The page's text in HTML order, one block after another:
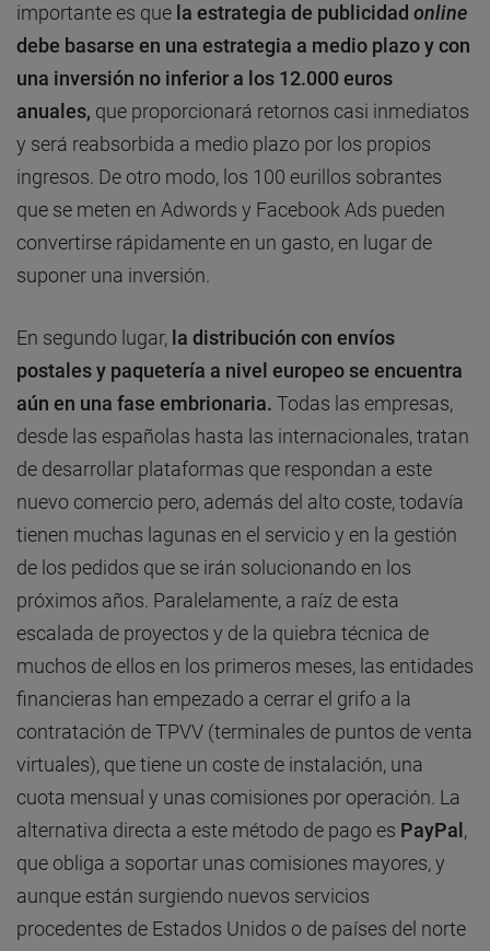
importante es que la estrategia de publicidad online
debe basarse en una estrategia a medio plazo y con
una inversión no inferior a los 12.000 euros
anuales, que proporcionará retornos casi inmediatos
y será reabsorbida a medio plazo por los propios
ingresos. De otro modo, los 100 eurillos sobrantes
que se meten en Adwords y Facebook Ads pueden
convertirse rápidamente en un gasto, en lugar de
suponer una inversión.
En segundo lugar, la distribución con envíos
postales y paquetería a nivel europeo se encuentra
aún en una fase embrionaria. Todas las empresas,
desde las españolas hasta las internacionales, tratan
de desarrollar plataformas que respondan a este
nuevo comercio pero, además del alto coste, todavía
tienen muchas lagunas en el servicio y en la gestión
de los pedidos que se irán solucionando en los
próximos años. Paralelamente, a raíz de esta
escalada de proyectos y de la quiebra técnica de
muchos de ellos en los primeros meses, las entidades
financieras han empezado a cerrar el grifo a la
contratación de TPVV (terminales de puntos de venta
virtuales), que tiene un coste de instalación, una
cuota mensual y unas comisiones por operación. La
alternativa directa a este método de pago es PayPal ,
que obliga a soportar unas comisiones mayores, y
aunque están surgiendo nuevos servicios
procedentes de Estados Unidos o de países del norte